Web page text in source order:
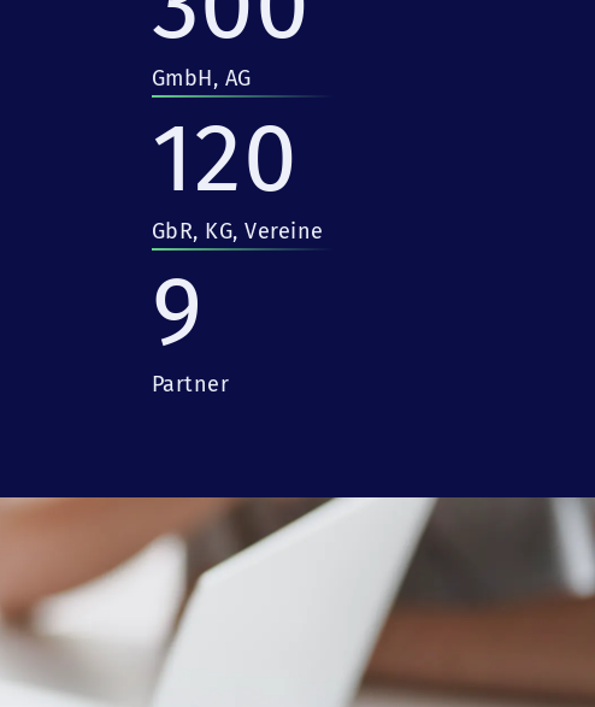
GmbH, AG
120
GbR, KG, Vereine
9
Partner